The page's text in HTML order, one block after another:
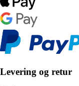
Levering og retur